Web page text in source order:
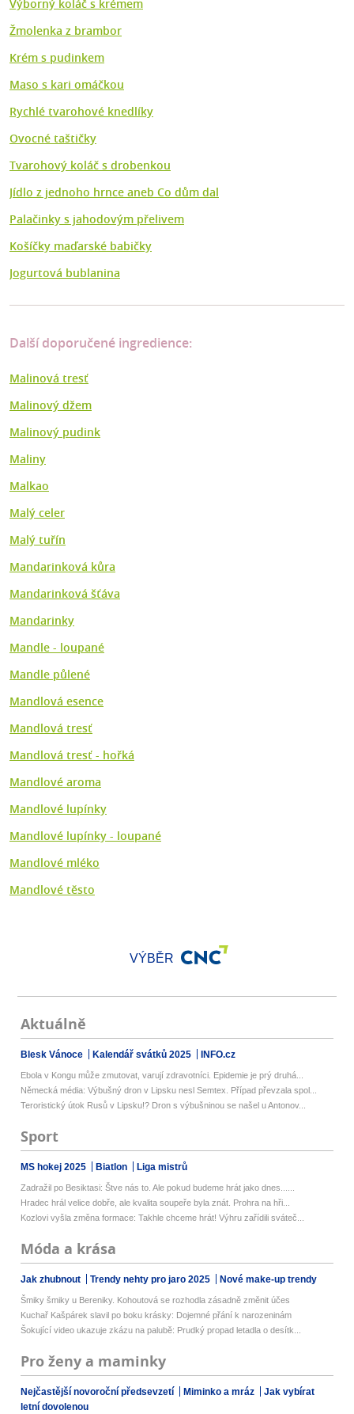
Výborný koláč s krémem
Žmolenka z brambor
Krém s pudinkem
Maso s kari omáčkou
Rychlé tvarohové knedlíky
Ovocné taštičky
Tvarohový koláč s drobenkou
Jídlo z jednoho hrnce aneb Co dům dal
Palačinky s jahodovým přelivem
Košíčky maďarské babičky
Jogurtová bublanina
Další doporučené ingredience:
Malinová tresť
Malinový džem
Malinový pudink
Maliny
Malkao
Malý celer
Malý tuřín
Mandarinková kůra
Mandarinková šťáva
Mandarinky
Mandle - loupané
Mandle půlené
Mandlová esence
Mandlová tresť
Mandlová tresť - hořká
Mandlové aroma
Mandlové lupínky
Mandlové lupínky - loupané
Mandlové mléko
Mandlové těsto
VÝBĚR
Aktuálně
Blesk Vánoce Kalendář svátků 2025 INFO.cz
Ebola v Kongu může zmutovat, varují zdravotníci. Epidemie je prý druhá...
Německá média: Výbušný dron v Lipsku nesl Semtex. Případ převzala spol...
Teroristický útok Rusů v Lipsku!? Dron s výbušninou se našel u Antonov...
Sport
MS hokej 2025 Biatlon Liga mistrů
Zadražil po Besiktasi: Štve nás to. Ale pokud budeme hrát jako dnes......
Hradec hrál velice dobře, ale kvalita soupeře byla znát. Prohra na hři...
Kozlovi vyšla změna formace: Takhle chceme hrát! Výhru zařídili sváteč...
Móda a krása
Jak zhubnout Trendy nehty pro jaro 2025 Nové make-up trendy
Šmiky šmiky u Bereniky. Kohoutová se rozhodla zásadně změnit účes
Kuchař Kašpárek slavil po boku krásky: Dojemné přání k narozeninám
Šokující video ukazuje zkázu na palubě: Prudký propad letadla o desítk...
Pro ženy a maminky
Nejčastější novoroční předsevzetí Miminko a mráz
Jak vybírat
letní dovolenou